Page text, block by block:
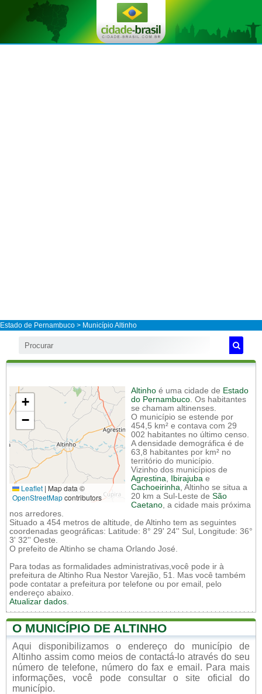
Estado de Pernambuco > Município Altinho
+
−
Leaflet | Map data ©
OpenStreetMapcontributors
Altinho é uma cidade de Estado
do Pernambuco. Os habitantes
se chamam altinenses.
O município se estende por
454,5 km² e contava com 29
002 habitantes no último censo.
A densidade demográfica é de
63,8 habitantes por km² no
território do município.
Vizinho dos municípios de
Agrestina, Ibirajuba e
Cachoeirinha, Altinho se situa a
20 km a Sul-Leste de São
Caetano, a cidade mais próxima
nos arredores.
Situado a 454 metros de altitude, de Altinho tem as seguintes
coordenadas geográficas: Latitude: 8° 29' 24'' Sul, Longitude: 36°
3' 32'' Oeste.
O prefeito de Altinho se chama Orlando José.
Para todas as formalidades administrativas,você pode ir à
prefeitura de Altinho Rua Nestor Varejão, 51. Mas você também
pode contatar a prefeitura por telefone ou por email, pelo
endereço abaixo.
Atualizar dados.
O MUNICÍPIO DE ALTINHO
Aqui disponibilizamos o endereço do município de
Altinho assim como meios de contactá-lo através do seu
número de telefone, número do fax e email. Para mais
informações, você pode consultar o site oficial do
município.